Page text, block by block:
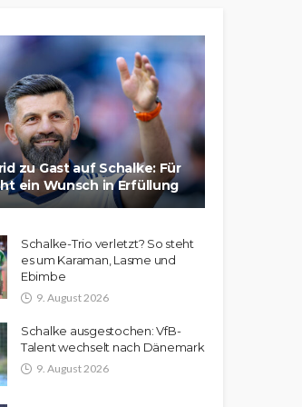
zu Gast auf Schalke: Für
ein Wunsch in Erfüllung
Schalke-Trio verletzt? So steht
es um Karaman, Lasme und
Ebimbe
9. August 2026
Schalke ausgestochen: VfB-
Talent wechselt nach Dänemark
9. August 2026